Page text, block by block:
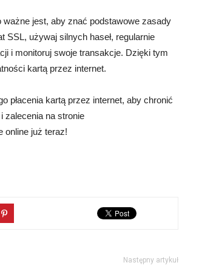
ważne jest, aby znać podstawowe zasady
SSL, używaj silnych haseł, regularnie
i monitoruj swoje transakcje. Dzięki tym
kartą przez internet.
płacenia kartą przez internet, aby chronić
zalecenia na stronie
online już teraz!
Następny artykuł